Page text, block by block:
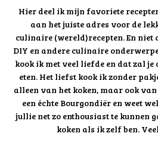
Hier deel ik mijn favoriete
aan het juiste adres voor de
culinaire (wereld)recepten. En niet
DIY en andere culinaire
kook ik met veel liefde en dat zal je
eten. Het liefst kook ik zonder
alleen van het koken, maar ook
een échte Bourgondiër en weet
jullie net zo enthousiast te kunnen
koken als ik zelf ben.